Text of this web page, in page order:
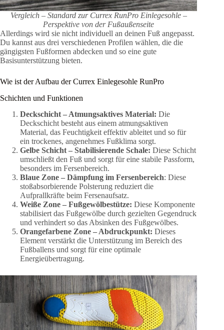
Vergleich – Standard zur Currex RunPro Einlegesohle –
Perspektive von der Fußaußenseite
Allerdings wird sie nicht individuell an deinen Fuß angepasst.
Du kannst aus drei verschiedenen Profilen wählen, die die
gängigsten Fußformen abdecken und so eine gute
Basisunterstützung bieten.
Wie ist der Aufbau der Currex Einlegesohle RunPro
Schichten und Funktionen
Deckschicht – Atmungsaktives Material: Die
Deckschicht besteht aus einem atmungsaktiven
Material, das Feuchtigkeit effektiv ableitet und so für
ein trockenes, angenehmes Fußklima sorgt.
Gelbe Schicht – Stabilisierende Schale: Diese Schicht
umschließt den Fuß und sorgt für eine stabile Passform,
besonders im Fersenbereich.
Blaue Zone – Dämpfung im Fersenbereich: Diese
stoßabsorbierende Polsterung reduziert die
Aufprallkräfte beim Fersenaufsatz.
Weiße Zone – Fußgewölbestütze: Diese Komponente
stabilisiert das Fußgewölbe durch gezielten Gegendruck
und verhindert so das Absinken des Fußgewölbes.
Orangefarbene Zone – Abdruckpunkt: Dieses
Element verstärkt die Unterstützung im Bereich des
Fußballens und sorgt für eine optimale
Energieübertragung.